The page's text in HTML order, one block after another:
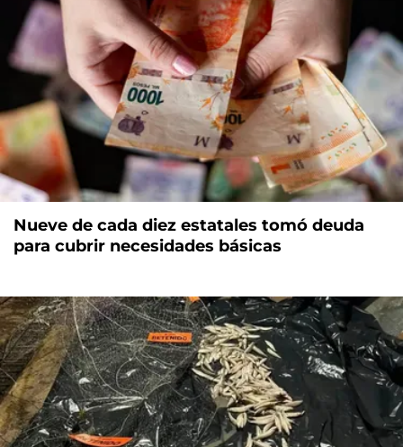
Nueve de cada diez estatales tomó deuda
para cubrir necesidades básicas